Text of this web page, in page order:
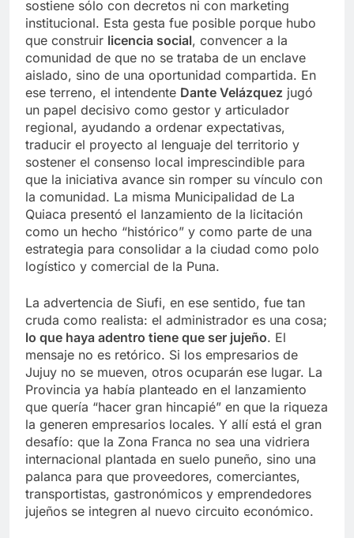
sostiene sólo con decretos ni con marketing
institucional. Esta gesta fue posible porque hubo
que construir licencia social, convencer a la
comunidad de que no se trataba de un enclave
aislado, sino de una oportunidad compartida. En
ese terreno, el intendente Dante Velázquez jugó
un papel decisivo como gestor y articulador
regional, ayudando a ordenar expectativas,
traducir el proyecto al lenguaje del territorio y
sostener el consenso local imprescindible para
que la iniciativa avance sin romper su vínculo con
la comunidad. La misma Municipalidad de La
Quiaca presentó el lanzamiento de la licitación
como un hecho “histórico” y como parte de una
estrategia para consolidar a la ciudad como polo
logístico y comercial de la Puna.
La advertencia de Siufi, en ese sentido, fue tan
cruda como realista: el administrador es una cosa;
lo que haya adentro tiene que ser jujeño. El
mensaje no es retórico. Si los empresarios de
Jujuy no se mueven, otros ocuparán ese lugar. La
Provincia ya había planteado en el lanzamiento
que quería “hacer gran hincapié” en que la riqueza
la generen empresarios locales. Y allí está el gran
desafío: que la Zona Franca no sea una vidriera
internacional plantada en suelo puneño, sino una
palanca para que proveedores, comerciantes,
transportistas, gastronómicos y emprendedores
jujeños se integren al nuevo circuito económico.